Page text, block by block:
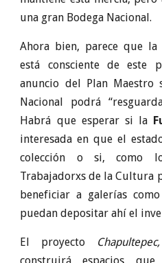
una gran Bodega Nacional.
Ahora bien, parece que
está consciente de este
anuncio del Plan Maestro
Nacional podrá
Habrá que esperar si la
interesada en que el
colección o si, como
Trabajadorxs de la Cultura
beneficiar a galerías
puedan depositar ahí el
El proyecto